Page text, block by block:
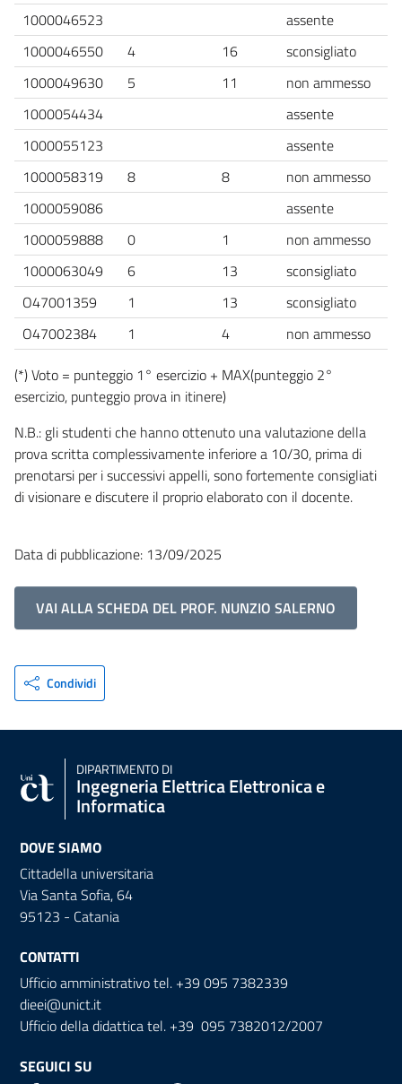
1000046523
assente
1000046550
4 16
sconsigliato
1000049630
5 11
non ammesso
1000054434
assente
1000055123
assente
1000058319
8 8
non ammesso
1000059086
assente
1000059888
0 1
non ammesso
1000063049
6 13
sconsigliato
O47001359
1 13
sconsigliato
O47002384
1 4
non ammesso
(*) Voto = punteggio 1° esercizio + MAX(punteggio 2°
esercizio, punteggio prova in itinere)
N.B.: gli studenti che hanno ottenuto una valutazione della
prova scritta complessivamente inferiore a 10/30, prima di
prenotarsi per i successivi appelli, sono fortemente consigliati
di visionare e discutere il proprio elaborato con il docente.
Data di pubblicazione: 13/09/2025
VAI ALLA SCHEDA DEL PROF. NUNZIO SALERNO
Condividi
DIPARTIMENTO DI
Ingegneria Elettrica Elettronica e
Informatica
DOVE SIAMO
Cittadella universitaria
Via Santa Sofia, 64
95123 - Catania
CONTATTI
Ufficio amministrativo tel. +39 095 7382339
dieei@unict.it
Ufficio della didattica tel. +39 095 7382012/2007
SEGUICI SU